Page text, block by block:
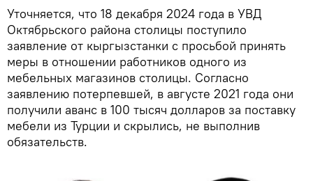
Уточняется, что 18 декабря 2024 года в УВД
Октябрьского района столицы поступило
заявление от кыргызстанки с просьбой принять
меры в отношении работников одного из
мебельных магазинов столицы. Согласно
заявлению потерпевшей, в августе 2021 года они
получили аванс в 100 тысяч долларов за поставку
мебели из Турции и скрылись, не выполнив
обязательств.